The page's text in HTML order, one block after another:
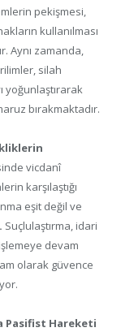
pekişmesi,
kullanılması
Aynı zamanda,
silah
yoğunlaştırarak
bırakmaktadır.
vicdanî
karşılaştığı
eşit değil ve
Suçlulaştırma, idari
devam
olarak güvence
Pasifist Hareketi